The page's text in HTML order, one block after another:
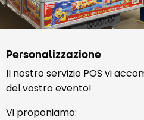
Personalizzazione
Il nostro servizio POS vi
del vostro evento!
Vi proponiamo: